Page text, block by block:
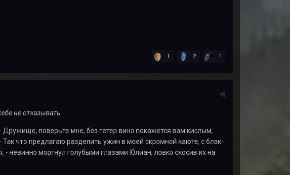
1 2 1
не отказывать.
поверьте мне, без гетер вино покажется вам кислым,
что предлагаю разделить ужин в моей скромной каюте, с блэк-
невинно моргнул голубыми глазами Юлиан, ловко скосив их на